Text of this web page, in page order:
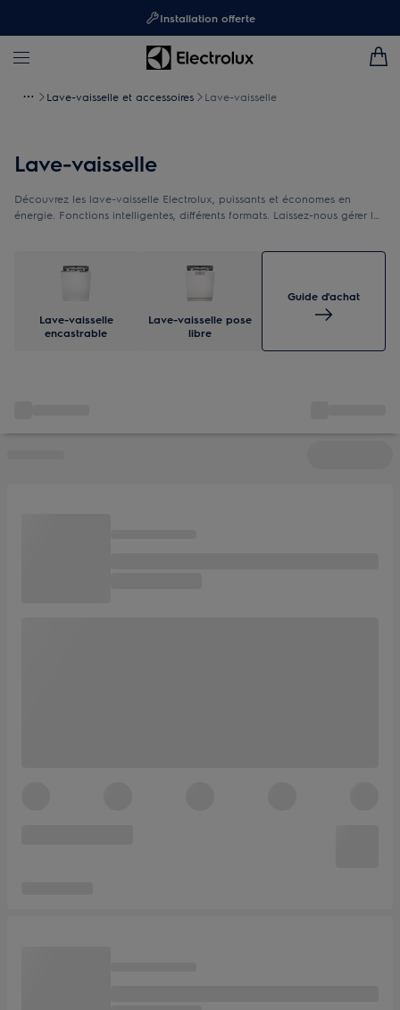
Installation offerte
Lave-vaisselle et accessoires Lave-vaisselle
Lave-vaisselle
Découvrez les lave-vaisselle Electrolux, puissants et économes en
énergie. Fonctions intelligentes, différents formats. Laissez-nous gérer la
Lave-vaisselle
encastrable
Lave-vaisselle pose
libre
Guide d'achat